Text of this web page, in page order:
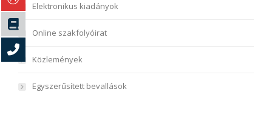
Elektronikus kiadányok
Online szakfolyóirat
Közlemények
Egyszerűsített bevallások